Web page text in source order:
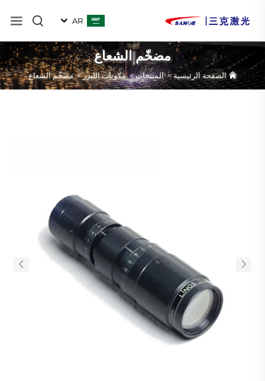
AR
مضخّم الشعاع
الصفحة الرئيسية>المنتجات>مكونات الليزر>مضخّم الشعاع